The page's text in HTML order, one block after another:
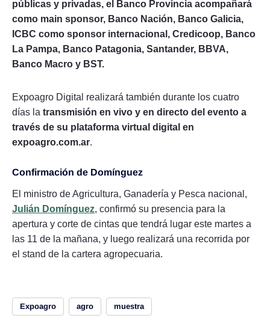
públicas y privadas, el Banco Provincia acompañará
como main sponsor, Banco Nación, Banco Galicia,
ICBC como sponsor internacional, Credicoop, Banco
La Pampa, Banco Patagonia, Santander, BBVA,
Banco Macro y BST.
Expoagro Digital realizará también durante los cuatro
días la transmisión en vivo y en directo del evento a
través de su plataforma virtual digital en
expoagro.com.ar.
Confirmación de Domínguez
El ministro de Agricultura, Ganadería y Pesca nacional,
Julián Domínguez, confirmó su presencia para la
apertura y corte de cintas que tendrá lugar este martes a
las 11 de la mañana, y luego realizará una recorrida por
el stand de la cartera agropecuaria.
Expoagro agro muestra